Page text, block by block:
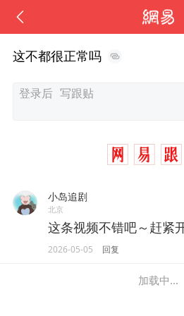
这不都很正常吗
小岛追剧
北京
这条视频不错吧～赶紧
2026-05-05 回复
加载中...